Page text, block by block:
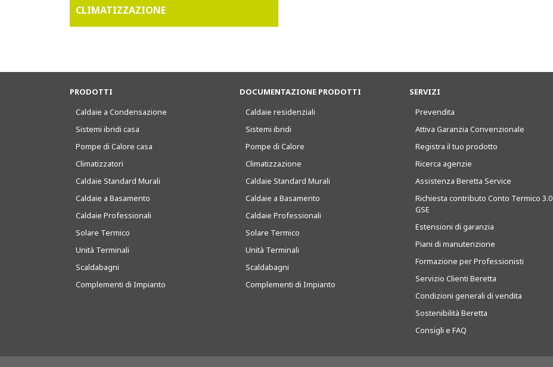
CLIMATIZZAZIONE
PRODOTTI
Caldaie a Condensazione
Sistemi ibridi casa
Pompe di Calore casa
Climatizzatori
Caldaie Standard Murali
Caldaie a Basamento
Caldaie Professionali
Solare Termico
Unità Terminali
Scaldabagni
Complementi di Impianto
DOCUMENTAZIONE PRODOTTI
Caldaie residenziali
Sistemi ibridi
Pompe di Calore
Climatizzazione
Caldaie Standard Murali
Caldaie a Basamento
Caldaie Professionali
Solare Termico
Unità Terminali
Scaldabagni
Complementi di Impianto
SERVIZI
Prevendita
Attiva Garanzia Convenzionale
Registra il tuo prodotto
Ricerca agenzie
Assistenza Beretta Service
Richiesta contributo Conto Termico 3.0
GSE
Estensioni di garanzia
Piani di manutenzione
Formazione per Professionisti
Servizio Clienti Beretta
Condizioni generali di vendita
Sostenibilità Beretta
Consigli e FAQ